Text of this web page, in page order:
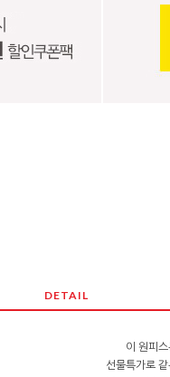
DETAIL
이 원피
선물특가로